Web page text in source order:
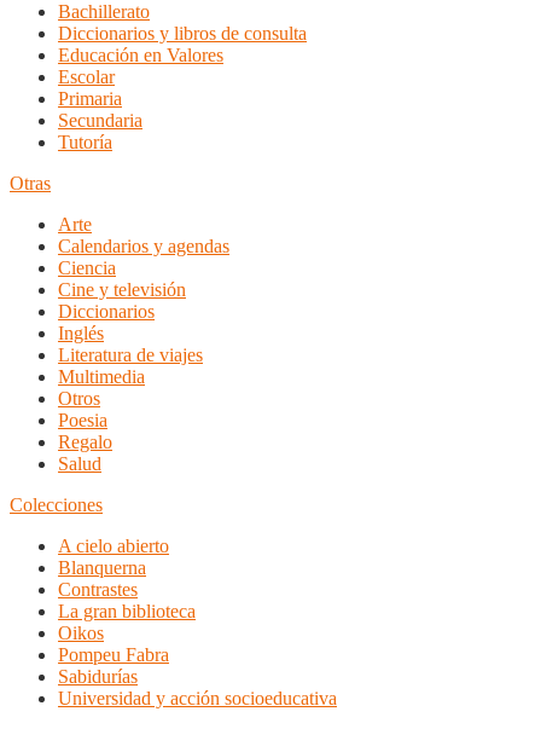
Bachillerato
Diccionarios y libros de consulta
Educación en Valores
Escolar
Primaria
Secundaria
Tutoría
Otras
Arte
Calendarios y agendas
Ciencia
Cine y televisión
Diccionarios
Inglés
Literatura de viajes
Multimedia
Otros
Poesia
Regalo
Salud
Colecciones
A cielo abierto
Blanquerna
Contrastes
La gran biblioteca
Oikos
Pompeu Fabra
Sabidurías
Universidad y acción socioeducativa